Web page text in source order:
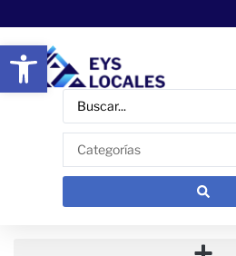
Abrir barra de herramientas